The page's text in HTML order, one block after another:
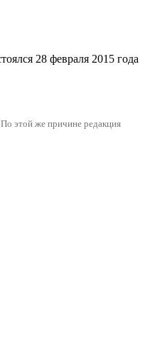
28 февраля 2015 года
этой же причинe редакция